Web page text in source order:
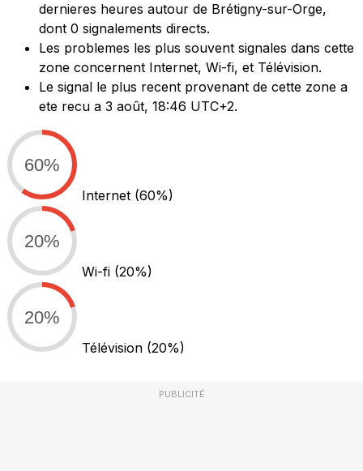
dernieres heures autour de Brétigny-sur-Orge,
dont 0 signalements directs.
Les problemes les plus souvent signales dans cette
zone concernent Internet, Wi-fi, et Télévision.
Le signal le plus recent provenant de cette zone a
ete recu a 3 août, 18:46 UTC+2.
60%
Internet (60%)
20%
Wi-fi (20%)
20%
Télévision (20%)
PUBLICITÉ